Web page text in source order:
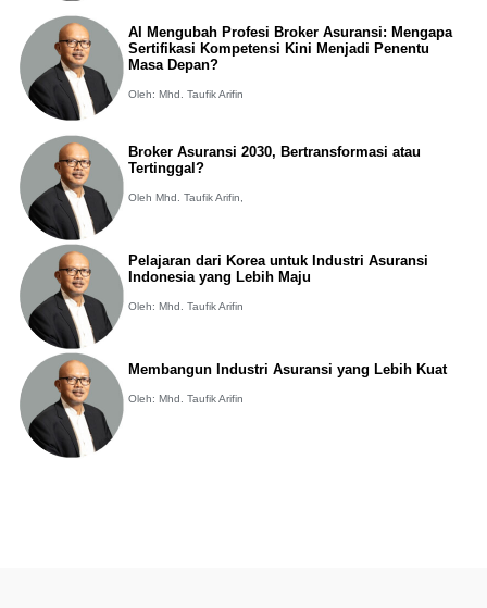
AI Mengubah Profesi Broker Asuransi: Mengapa
Sertifikasi Kompetensi Kini Menjadi Penentu
Masa Depan?
Oleh: Mhd. Taufik Arifin
Broker Asuransi 2030, Bertransformasi atau
Tertinggal?
Oleh Mhd. Taufik Arifin,
Pelajaran dari Korea untuk Industri Asuransi
Indonesia yang Lebih Maju
Oleh: Mhd. Taufik Arifin
Membangun Industri Asuransi yang Lebih Kuat
Oleh: Mhd. Taufik Arifin